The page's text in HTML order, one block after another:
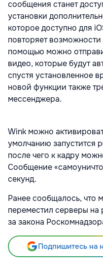
сообщения станет
установки
которое доступно для
повторяет
помощью можно
видео, которые будут
спустя установленное
новой функции также
мессенджера.
Wink можно
умолчанию запустится
после чего к кадру
Сообщение
секунд.
Ранее сообщалось, что
переместил серверы
за закона
Подпишитесь на